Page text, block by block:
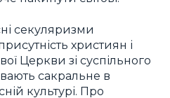
секуляризми
християн і
Церкви зі суспільного
сакральне в
культурі. Про